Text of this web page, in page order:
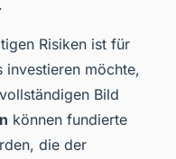
Risiken ist für
möchte,
Bild
können fundierte
die der